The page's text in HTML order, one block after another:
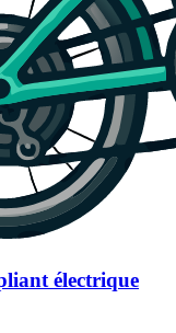
électrique